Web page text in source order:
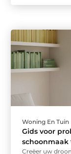
Woning En Tuin
Gids voor
Creëer uw